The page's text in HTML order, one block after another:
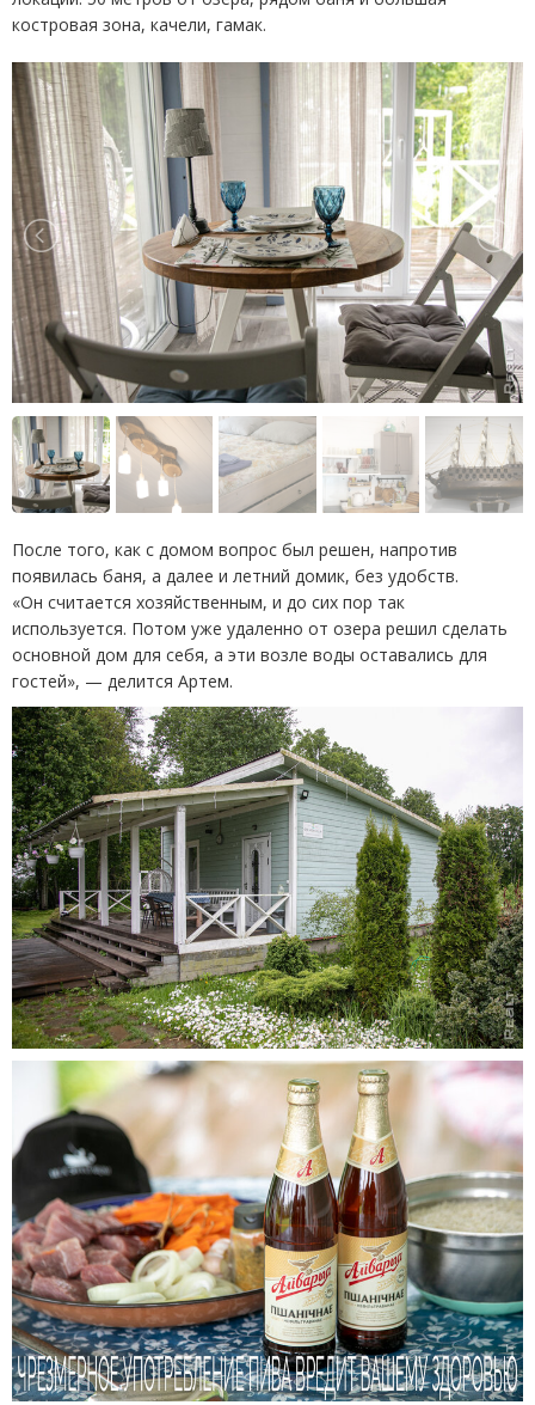
костровая зона, качели, гамак.
После того, как с домом вопрос был решен, напротив
появилась баня, а далее и летний домик, без удобств.
«Он считается хозяйственным, и до сих пор так
используется. Потом уже удаленно от озера решил сделать
основной дом для себя, а эти возле воды оставались для
гостей», — делится Артем.